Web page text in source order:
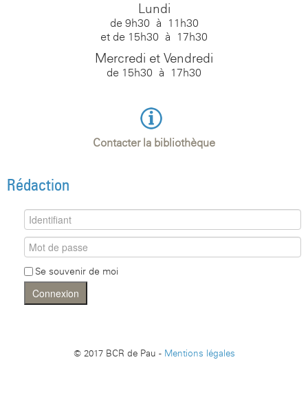
Lundi
de 9h30 à 11h30
et de 15h30 à 17h30
Mercredi et Vendredi
de 15h30 à 17h30
Contacter la bibliothèque
Rédaction
Se souvenir de moi
Connexion
© 2017 BCR de Pau - Mentions légales